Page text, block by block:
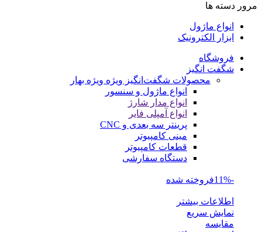
مرور دسته ها
انواع ماژول
ابزار الکترونیک
فروشگاه
شگفت انگیز
محصولات شگفت‌انگیز ویژه ویژه بهار
انواع ماژول و سنسور
انواع مدار شارژ
انواع آمپلی فایر
پرینتر سه بعدی و CNC
مینی کامپیوتر
قطعات کامپیوتر
دستگاه سفارشی
-11% فروخته شده
اطلاعات بیشتر
نمایش سریع
مقايسه